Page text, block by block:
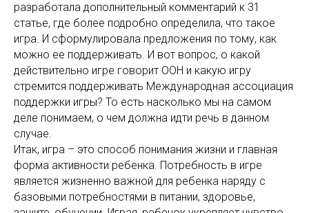
разработала дополнительный комментарий к 31
статье, где более подробно определила, что такое
игра. И сформулировала предложения по тому, как
можно ее поддерживать. И вот вопрос, о какой
действительно игре говорит ООН и какую игру
стремится поддерживать Международная ассоциация
поддержки игры? То есть насколько мы на самом
деле понимаем, о чем должна идти речь в данном
случае.
Итак, игра – это способ понимания жизни и главная
форма активности ребенка. Потребность в игре
является жизненно важной для ребенка наряду с
базовыми потребностями в питании, здоровье,